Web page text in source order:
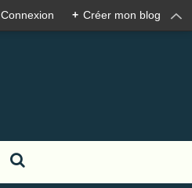
Connexion + Créer mon blog